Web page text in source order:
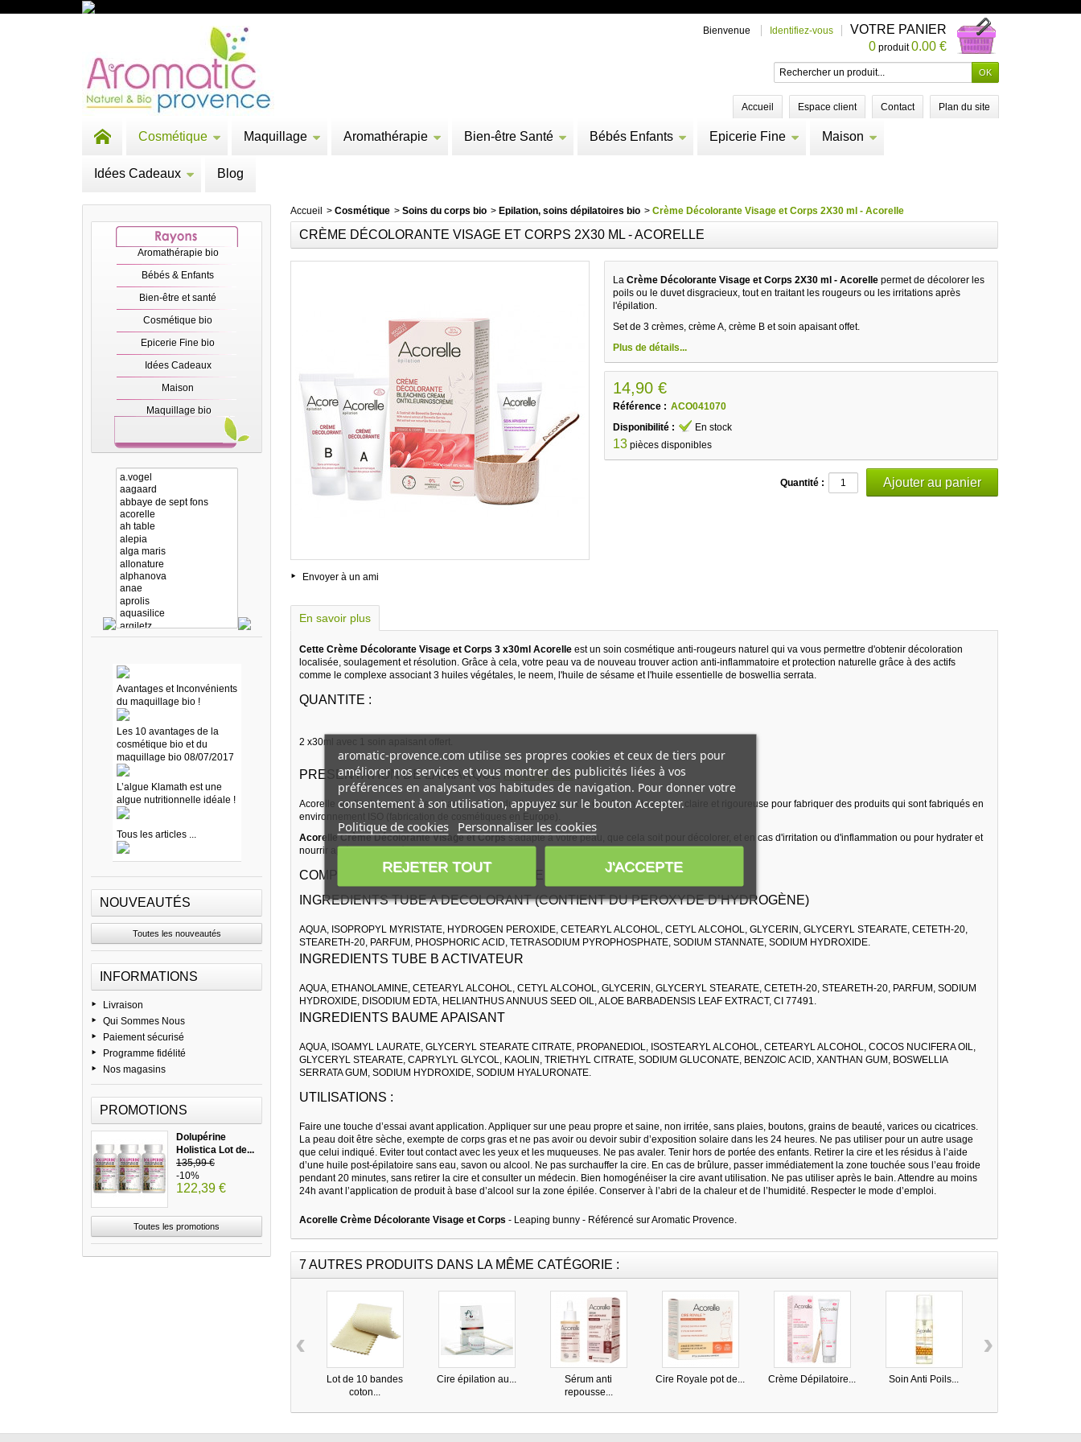
Bienvenue Identifiez-vous
VOTRE PANIER
0 produit0.00 €
Accueil Espace client Contact Plan du site
Cosmétique Maquillage Aromathérapie Bien-être Santé Bébés Enfants Epicerie Fine Maison
Idées Cadeaux Blog
Aromathérapie bio
Bébés & Enfants
Bien-être et santé
Cosmétique bio
Epicerie Fine bio
Idées Cadeaux
Maison
Maquillage bio
Avantages et Inconvénients
du maquillage bio !
Les 10 avantages de la
cosmétique bio et du
maquillage bio 08/07/2017
L’algue Klamath est une
algue nutritionnelle idéale !
Tous les articles ...
NOUVEAUTÉS
Toutes les nouveautés
INFORMATIONS
Livraison
Qui Sommes Nous
Paiement sécurisé
Programme fidélité
Nos magasins
PROMOTIONS
Dolupérine
Holistica Lot de...
135,99 €
-10%
122,39 €
Toutes les promotions
Accueil > Cosmétique > Soins du corps bio > Epilation, soins dépilatoires bio > Crème Décolorante Visage et Corps 2X30 ml - Acorelle
CRÈME DÉCOLORANTE VISAGE ET CORPS 2X30 ML - ACORELLE
Envoyer à un ami
LaCrème Décolorante Visage et Corps 2X30 ml - Acorelle permet de décolorer les
poils ou le duvet disgracieux, tout en traitant les rougeurs ou les irritations après
l'épilation.
Set de 3 crèmes, crème A, crème B et soin apaisant offet.
Plus de détails...
14,90 €
Référence : ACO041070
Disponibilité :
En stock
13 pièces disponibles
Quantité :
En savoir plus
Cette Crème Décolorante Visage et Corps 3 x30ml Acorelle est un soin cosmétique anti-rougeurs naturel qui va vous permettre d'obtenir décoloration
localisée, soulagement et résolution. Grâce à cela, votre peau va de nouveau trouver action anti-inflammatoire et protection naturelle grâce à des actifs
comme le complexe associant 3 huiles végétales, le neem, l'huile de sésame et l'huile essentielle de boswellia serrata.
QUANTITE :
2 x30ml avec 1 soin apaisant offert.
PRESENTATION DE LA MARQUE ACORELLE :
Acorelle soutient un cahier des charges de production rigoureux et une façon de penser claire et rigoureuse pour fabriquer des produits qui sont fabriqués en
environnement ISO (fabrication de cosmétiques en Europe).
Acorelle Crème Décolorante Visage et Corpss'adapte à votre peau, que cela soit pour décolorer, et en cas d'irritation ou d'inflammation ou pour hydrater et
nourrir après un soin d'épilation.
COMPOSITION CRÈME DÉCOLORANTE VISAGE ET CORPS :
INGREDIENTS TUBE A DECOLORANT (CONTIENT DU PEROXYDE D’HYDROGÈNE)
AQUA, ISOPROPYL MYRISTATE, HYDROGEN PEROXIDE, CETEARYL ALCOHOL, CETYL ALCOHOL, GLYCERIN, GLYCERYL STEARATE, CETETH-20,
STEARETH-20, PARFUM, PHOSPHORIC ACID, TETRASODIUM PYROPHOSPHATE, SODIUM STANNATE, SODIUM HYDROXIDE.
INGREDIENTS TUBE B ACTIVATEUR
AQUA, ETHANOLAMINE, CETEARYL ALCOHOL, CETYL ALCOHOL, GLYCERIN, GLYCERYL STEARATE, CETETH-20, STEARETH-20, PARFUM, SODIUM
HYDROXIDE, DISODIUM EDTA, HELIANTHUS ANNUUS SEED OIL, ALOE BARBADENSIS LEAF EXTRACT, CI 77491.
INGREDIENTS BAUME APAISANT
AQUA, ISOAMYL LAURATE, GLYCERYL STEARATE CITRATE, PROPANEDIOL, ISOSTEARYL ALCOHOL, CETEARYL ALCOHOL, COCOS NUCIFERA OIL,
GLYCERYL STEARATE, CAPRYLYL GLYCOL, KAOLIN, TRIETHYL CITRATE, SODIUM GLUCONATE, BENZOIC ACID, XANTHAN GUM, BOSWELLIA
SERRATA GUM, SODIUM HYDROXIDE, SODIUM HYALURONATE.
UTILISATIONS :
Faire une touche d’essai avant application. Appliquer sur une peau propre et saine, non irritée, sans plaies, boutons, grains de beauté, varices ou cicatrices.
La peau doit être sèche, exempte de corps gras et ne pas avoir ou devoir subir d’exposition solaire dans les 24 heures. Ne pas utiliser pour un autre usage
que celui indiqué. Eviter tout contact avec les yeux et les muqueuses. Ne pas avaler. Tenir hors de portée des enfants. Retirer la cire et les résidus à l’aide
d’une huile post-épilatoire sans eau, savon ou alcool. Ne pas surchauffer la cire. En cas de brûlure, passer immédiatement la zone touchée sous l’eau froide
pendant 20 minutes, sans retirer la cire et consulter un médecin. Bien homogénéiser la cire avant utilisation. Ne pas utiliser après le bain. Attendre au moins
24h avant l’application de produit à base d’alcool sur la zone épilée. Conserver à l’abri de la chaleur et de l’humidité. Respecter le mode d’emploi.
Acorelle Crème Décolorante Visage et Corps - Leaping bunny - Référencé sur Aromatic Provence.
7 AUTRES PRODUITS DANS LA MÊME CATÉGORIE :
Lot de 10 bandes
coton...
Cire épilation au...
Sérum anti
repousse...
Cire Royale pot de... Crème Dépilatoire... Soin Anti Poils...
‹ ›
aromatic-provence.com utilise ses propres cookies et ceux de tiers pour
améliorer nos services et vous montrer des publicités liées à vos
préférences en analysant vos habitudes de navigation. Pour donner votre
consentement à son utilisation, appuyez sur le bouton Accepter.
Politique de cookies Personnaliser les cookies
REJETER TOUT J'ACCEPTE